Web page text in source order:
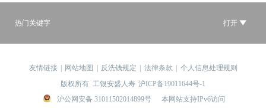
热门关键字 打开
友情链接 网站地图 反洗钱规定 法律条款
个人信息处理规则
版权所有 工银安盛人寿 沪ICP备19011644号-1
沪公网安备 31011502014899号
本网站支持IPv6访问